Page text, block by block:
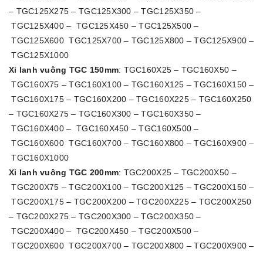
– TGC125X275 – TGC125X300 – TGC125X350 –
TGC125X400 – TGC125X450 – TGC125X500 –
TGC125X600 TGC125X700 – TGC125X800 – TGC125X900 –
TGC125X1000
Xi lanh vuông TGC 150mm: TGC160X25 – TGC160X50 –
TGC160X75 – TGC160X100 – TGC160X125 – TGC160X150 –
TGC160X175 – TGC160X200 – TGC160X225 – TGC160X250
– TGC160X275 – TGC160X300 – TGC160X350 –
TGC160X400 – TGC160X450 – TGC160X500 –
TGC160X600 TGC160X700 – TGC160X800 – TGC160X900 –
TGC160X1000
Xi lanh vuông TGC 200mm: TGC200X25 – TGC200X50 –
TGC200X75 – TGC200X100 – TGC200X125 – TGC200X150 –
TGC200X175 – TGC200X200 – TGC200X225 – TGC200X250
– TGC200X275 – TGC200X300 – TGC200X350 –
TGC200X400 – TGC200X450 – TGC200X500 –
TGC200X600 TGC200X700 – TGC200X800 – TGC200X900 –